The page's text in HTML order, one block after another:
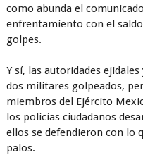
como abunda el
enfrentamiento con el
golpes.
Y sí, las autoridades
dos militares golpeados,
miembros del Ejército
los policías ciudadanos
ellos se defendieron con lo
palos.